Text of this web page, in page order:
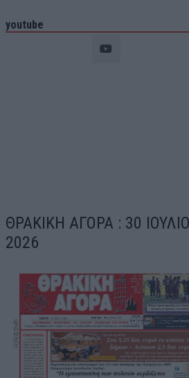
youtube
ΘΡΑΚΙΚΗ ΑΓΟΡΑ : 30
2026